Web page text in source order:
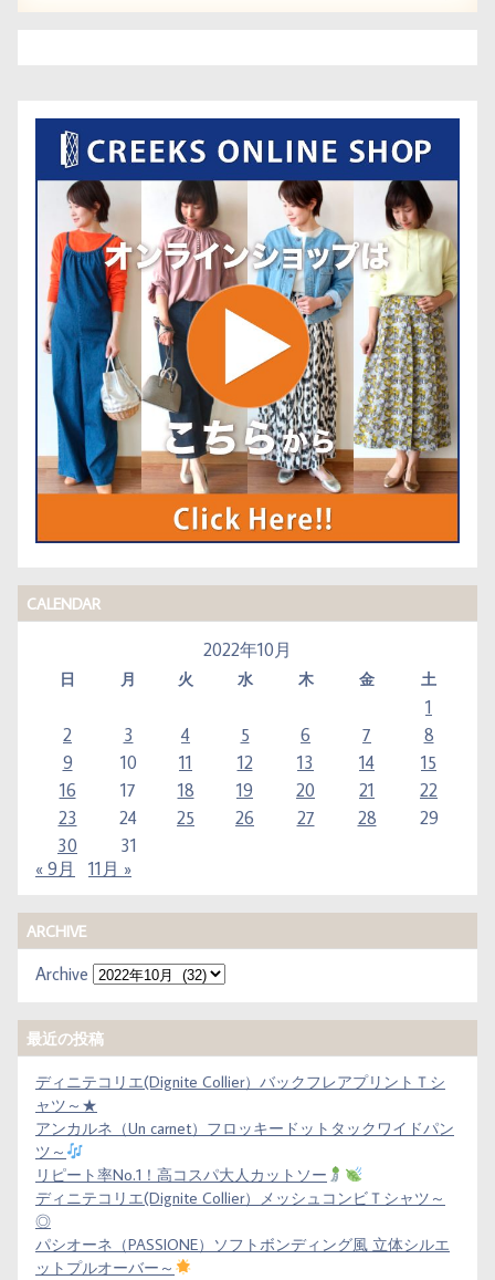
CALENDAR
2022年10月
日 月 火 水 木 金 土
1
2
3 4 5 6 7
8
9
10 11 12 13 14
15
16
17 18 19 20 21
22
23
24 25 26 27 28
29
30
31
« 9月
11月 »
ARCHIVE
Archive
最近の投稿
ディニテコリエ(Dignite Collier）バックフレアプリントＴシ
ャツ～★
アンカルネ（Un carnet）フロッキードットタックワイドパン
ツ～
リピート率No.1！高コスパ大人カットソー
ディニテコリエ(Dignite Collier）メッシュコンビＴシャツ～
◎
パシオーネ（PASSIONE）ソフトボンディング風 立体シルエ
ットプルオーバー～